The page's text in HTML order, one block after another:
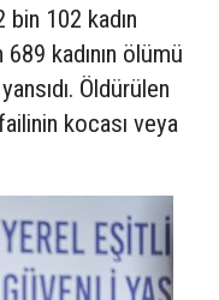
102 kadın
kadının ölümü
Öldürülen
kocası veya